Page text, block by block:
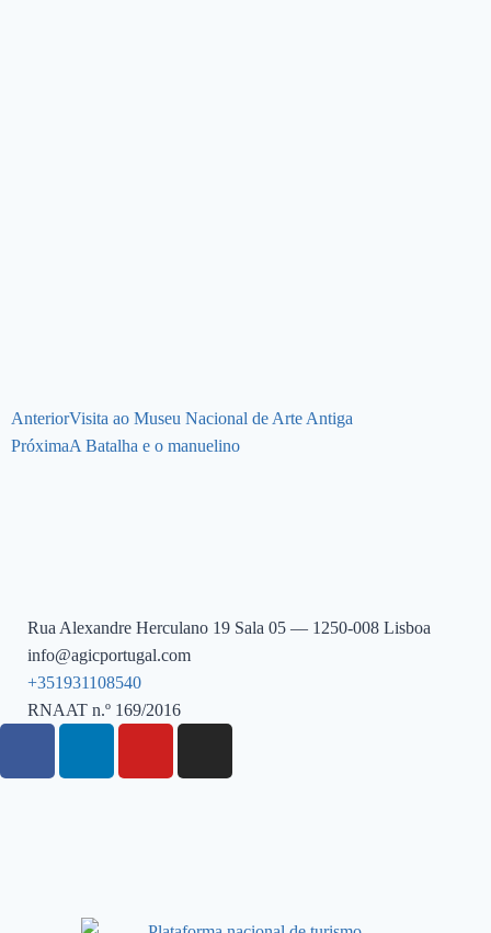
AnteriorVisita ao Museu Nacional de Arte Antiga
PróximaA Batalha e o manuelino
Rua Alexandre Herculano 19 Sala 05 — 1250-008 Lisboa
info@agicportugal.com
+351931108540
RNAAT n.º 169/2016